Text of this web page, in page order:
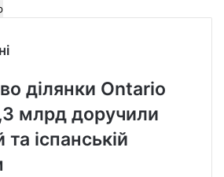
ділянки Ontario
млрд доручили
та іспанській